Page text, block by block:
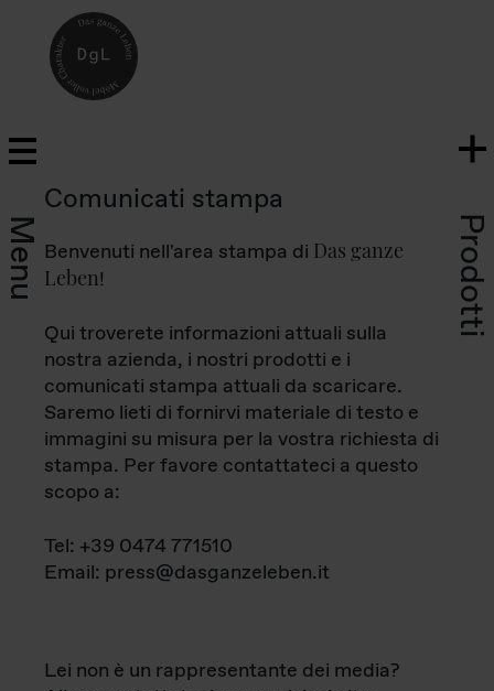
Menu Prodotti
Comunicati stampa
Benvenuti nell'area stampa di Das ganze
Leben!
Qui troverete informazioni attuali sulla
nostra azienda, i nostri prodotti e i
comunicati stampa attuali da scaricare.
Saremo lieti di fornirvi materiale di testo e
immagini su misura per la vostra richiesta di
stampa. Per favore contattateci a questo
scopo a:
Tel: +39 0474 771510
Email: press@dasganzeleben.it
Lei non è un rappresentante dei media?